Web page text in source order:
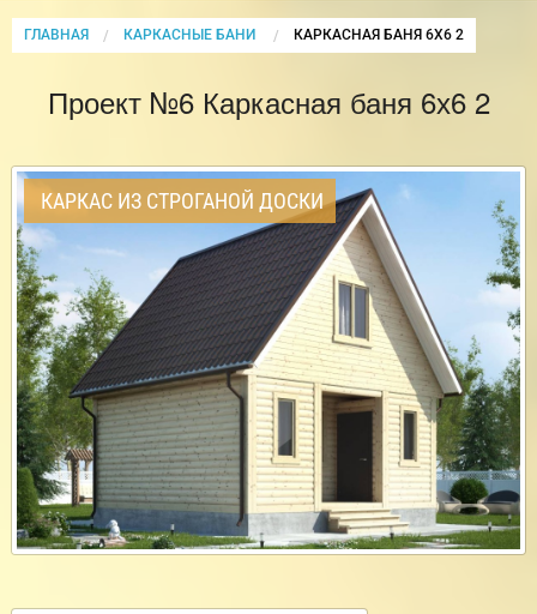
ГЛАВНАЯ КАРКАСНЫЕ БАНИ CURRENT:
КАРКАСНАЯ БАНЯ 6Х6 2
Проект №6 Каркасная баня 6х6 2
КАРКАС ИЗ СТРОГАНОЙ ДОСКИ